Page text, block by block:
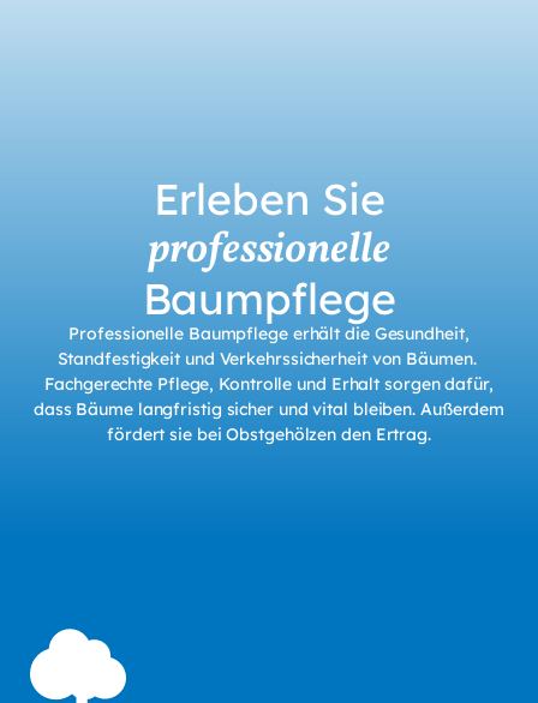
Erleben Sie
professionelle
Baumpflege
Professionelle Baumpflege erhält die Gesundheit,
Standfestigkeit und Verkehrssicherheit von Bäumen.
Fachgerechte Pflege, Kontrolle und Erhalt sorgen dafür,
dass Bäume langfristig sicher und vital bleiben. Außerdem
fördert sie bei Obstgehölzen den Ertrag.